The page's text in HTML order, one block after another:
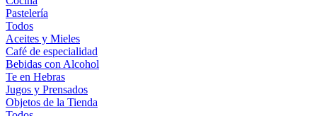
Pastelería
Todos
Aceites y Mieles
Café de especialidad
Bebidas con Alcohol
Te en Hebras
Jugos y Prensados
Objetos de la Tienda